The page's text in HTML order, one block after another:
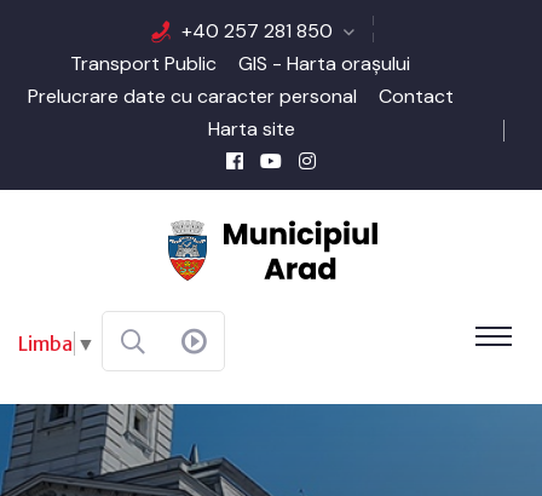
+40 257 281 850
Transport Public
GIS - Harta orașului
Prelucrare date cu caracter personal
Contact
Harta site
Limba ▼